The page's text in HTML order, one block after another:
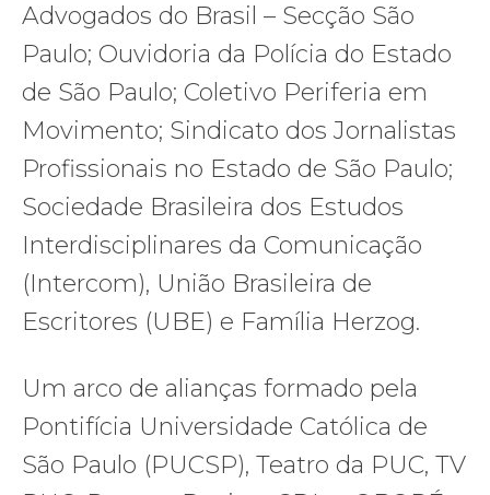
Advogados do Brasil – Secção São
Paulo; Ouvidoria da Polícia do Estado
de São Paulo; Coletivo Periferia em
Movimento; Sindicato dos Jornalistas
Profissionais no Estado de São Paulo;
Sociedade Brasileira dos Estudos
Interdisciplinares da Comunicação
(Intercom), União Brasileira de
Escritores (UBE) e Família Herzog.
Um arco de alianças formado pela
Pontifícia Universidade Católica de
São Paulo (PUCSP), Teatro da PUC, TV